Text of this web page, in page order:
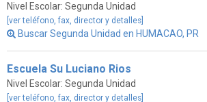
Nivel Escolar: Segunda Unidad
[ver teléfono, fax, director y detalles]
Buscar Segunda Unidad en HUMACAO, PR
Escuela Su Luciano Rios
Nivel Escolar: Segunda Unidad
[ver teléfono, fax, director y detalles]